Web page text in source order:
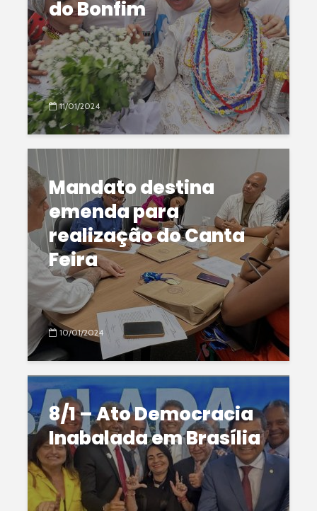
do Bonfim
11/01/2024
Mandato destina
emenda para
realização do Canta
Feira
10/01/2024
8/1 – Ato Democracia
Inabalada em Brasília